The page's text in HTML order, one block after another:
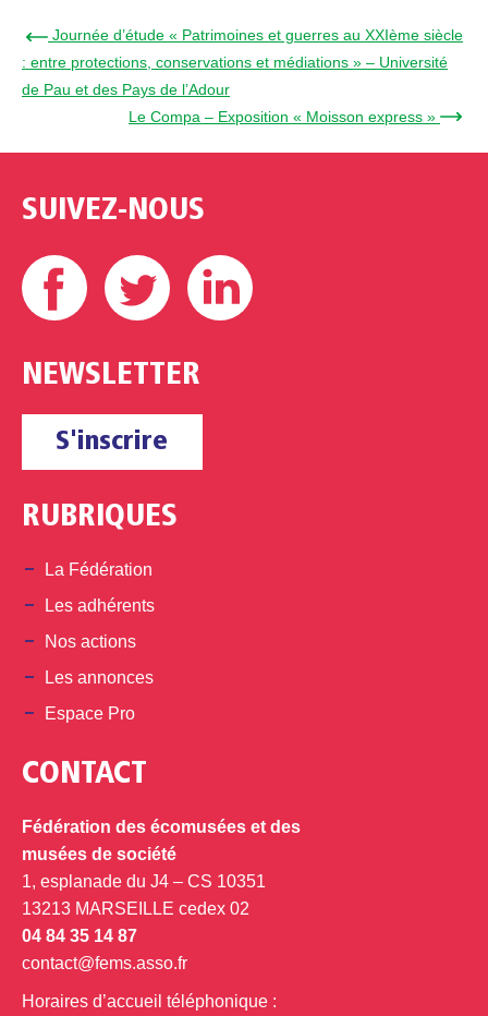
← Journée d’étude « Patrimoines et guerres au XXIème siècle
: entre protections, conservations et médiations » – Université
de Pau et des Pays de l’Adour
Le Compa – Exposition « Moisson express » →
SUIVEZ-NOUS
Facebook Twitter
NEWSLETTER
S'inscrire
RUBRIQUES
La Fédération
Les adhérents
Nos actions
Les annonces
Espace Pro
CONTACT
Fédération des écomusées et des
musées de société
1, esplanade du J4 – CS 10351
13213 MARSEILLE cedex 02
04 84 35 14 87
contact@fems.asso.fr
Horaires d’accueil téléphonique :